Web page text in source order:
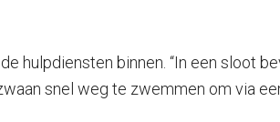
hulpdiensten binnen. “In een sloot
snel weg te zwemmen om via